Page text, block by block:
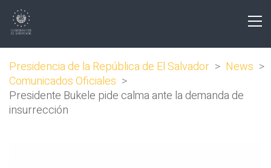
Presidencia de la República de El Salvador > News >
Comunicados Oficiales >
Presidente Bukele pide calma ante la demanda de
insurrección